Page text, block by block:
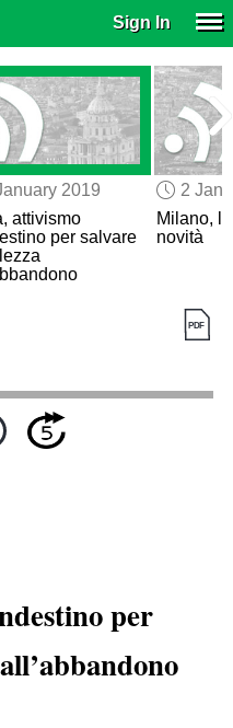
Sign In
2019
attivismo
per salvare
2
Milano,
novità
per